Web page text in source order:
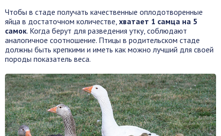
Чтобы в стаде получать качественные оплодотворенные
яйца в достаточном количестве, хватает 1 самца на 5
самок. Когда берут для разведения утку, соблюдают
аналогичное соотношение. Птицы в родительском стаде
должны быть крепкими и иметь как можно лучший для своей
породы показатель веса.